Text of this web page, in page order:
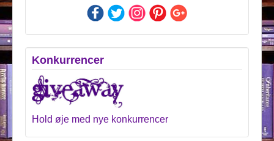
Konkurrencer
Hold øje med nye konkurrencer